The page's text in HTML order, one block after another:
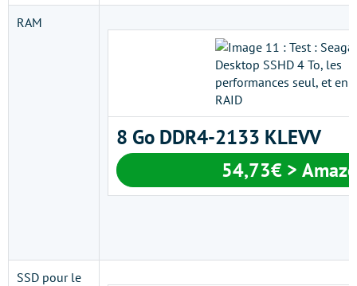
RAM
8 Go DDR4-2133 KLEVV
54,73€ >
SSD pour le